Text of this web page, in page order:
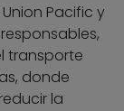
Pacific y
transporte
donde
la